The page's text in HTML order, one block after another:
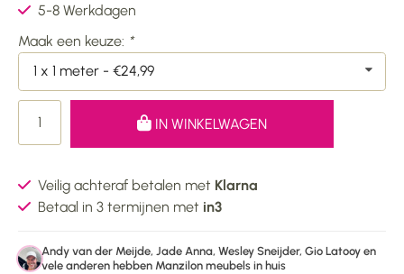
5-8 Werkdagen
Maak een keuze: *
1 x 1 meter - €24,99
IN WINKELWAGEN
Veilig achteraf betalen met Klarna
Betaal in 3 termijnen met in3
Andy van der Meijde, Jade Anna, Wesley Sneijder, Gio Latooy en
vele anderen hebben Manzilon meubels in huis